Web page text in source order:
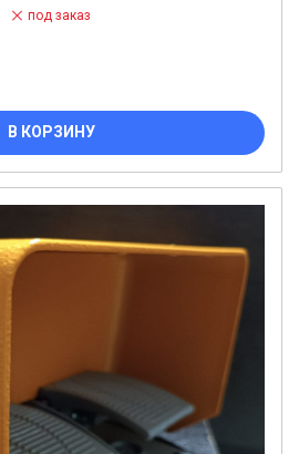
под заказ
В КОРЗИНУ